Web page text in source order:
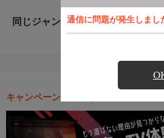
通信に問題が発生しまし
同じジャンルのおすすめ番組
キャンペーン・お得な情報